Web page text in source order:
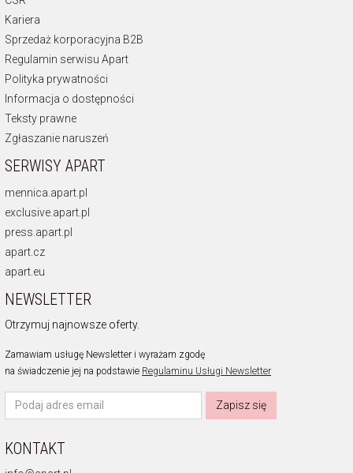
Kariera
Sprzedaż korporacyjna B2B
Regulamin serwisu Apart
Polityka prywatności
Informacja o dostępności
Teksty prawne
Zgłaszanie naruszeń
SERWISY APART
mennica.apart.pl
exclusive.apart.pl
press.apart.pl
apart.cz
apart.eu
NEWSLETTER
Otrzymuj najnowsze oferty.
Zamawiam usługę Newsletter i wyrażam zgodę
na świadczenie jej na podstawie Regulaminu Usługi Newsletter
Zapisz się
KONTAKT